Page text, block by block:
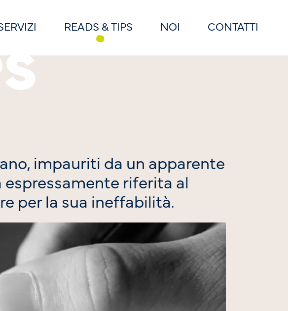
READS & TIPS NOI CONTATTI
impauriti da un apparente
riferita al
per la sua ineffabilità.